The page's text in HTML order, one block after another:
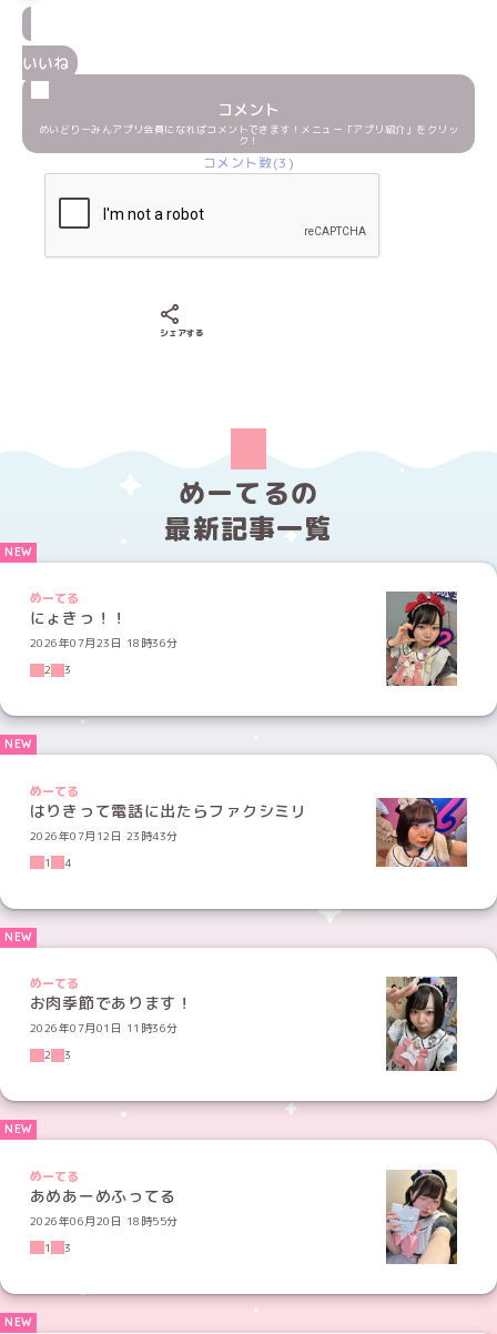
いいね
コメント
めいどりーみんアプリ会員になればコメントできます！メニュー「アプリ紹介」をクリッ
ク！
コメント数(3)
シェアする
めーてるの
最新記事一覧
めーてる
にょきっ！！
2026年07月23日 18時36分
2
3
めーてる
はりきって電話に出たらファクシミリ
2026年07月12日 23時43分
1
4
めーてる
お肉季節であります！
2026年07月01日 11時36分
2
3
めーてる
あめあーめふってる
2026年06月20日 18時55分
1
3